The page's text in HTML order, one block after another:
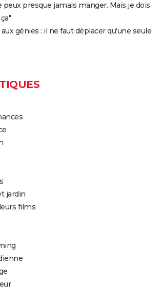
âge, casting, vf, critiques, bande-
partir de quel âge voir le spin-off de
suite à voir ? Les critiques
the Spider-Verse : mauvaise
fans, l'attente sera encore longue
dragon : dans les coulisses du film
peux presque jamais manger. Mais je dois
génies : il ne faut déplacer qu'une seule
jardin
films